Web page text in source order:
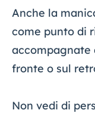
Anche la
come punto di
accompagnate
fronte o sul
Non vedi di